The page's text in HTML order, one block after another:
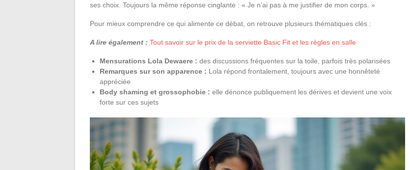
ses choix. Toujours la même réponse cinglante : « Je n’ai pas à me justifier de mon corps. »
Pour mieux comprendre ce qui alimente ce débat, on retrouve plusieurs thématiques clés :
A lire également : Tout savoir sur le prix de la serviette Basic Fit et les règles en salle
Mensurations Lola Dewaere : des discussions fréquentes sur la toile, parfois très polarisées
Remarques sur son apparence : Lola répond frontalement, toujours avec une honnêteté
appréciée
Body shaming et grossophobie : elle dénonce publiquement les dérives et devient une voix
forte sur ces sujets